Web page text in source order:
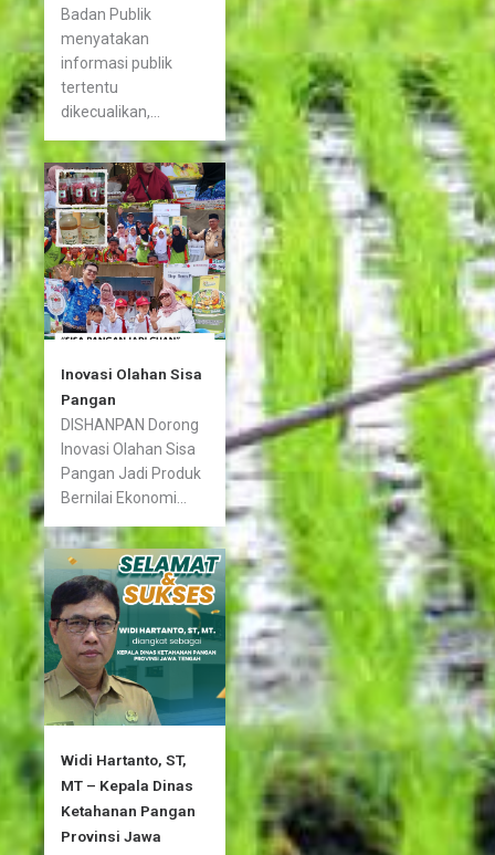
Badan Publik
menyatakan
informasi publik
tertentu
dikecualikan,...
Inovasi Olahan Sisa
Pangan
DISHANPAN Dorong
Inovasi Olahan Sisa
Pangan Jadi Produk
Bernilai Ekonomi...
Widi Hartanto, ST,
MT – Kepala Dinas
Ketahanan Pangan
Provinsi Jawa